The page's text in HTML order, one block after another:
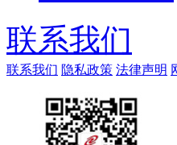
联系我们
联系我们 隐私政策 法律声明